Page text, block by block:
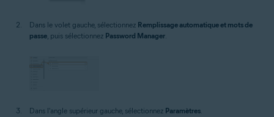
Dans le volet gauche, sélectionnez Remplissage automatique et mots de
passe , puis sélectionnez Password Manager
Dans l'angle supérieur gauche, sélectionnez Paramètres.